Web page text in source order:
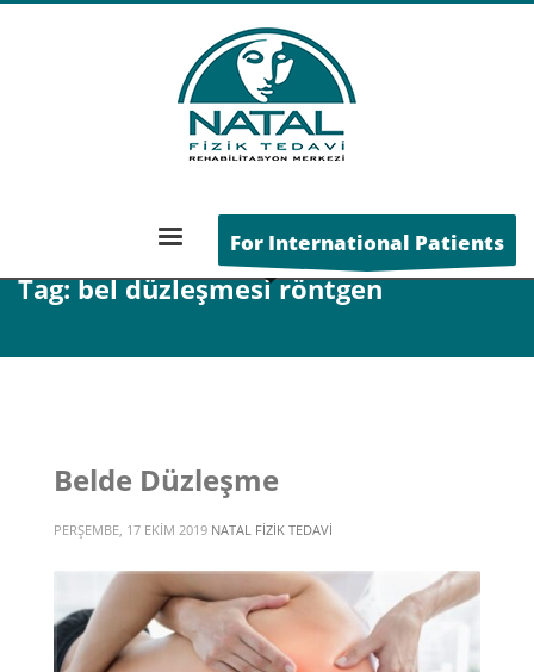
For International Patients
POSTS TAGGED "BEL DÜZLEŞMESI RÖNTGEN"
Tag: bel düzleşmesi röntgen
Belde Düzleşme
PERŞEMBE, 17 EKIM 2019 NATAL FIZIK TEDAVI